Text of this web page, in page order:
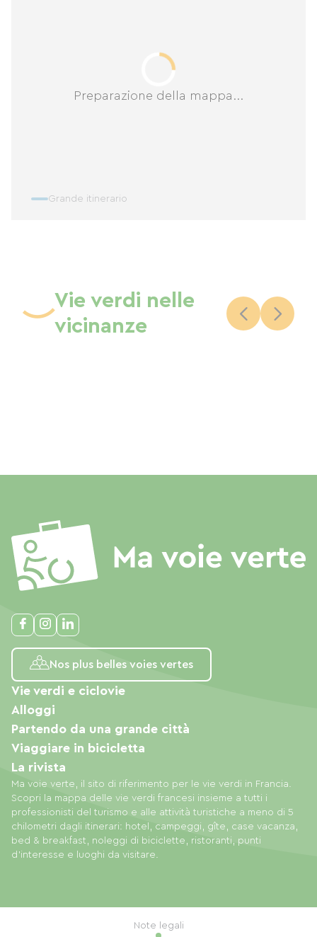
Preparazione della mappa...
Grande itinerario
Vie verdi nelle
vicinanze
Nos plus belles voies vertes
Ma voie verte, il sito di riferimento per le vie verdi in Francia.
Scopri la mappa delle vie verdi francesi insieme a tutti i
professionisti del turismo e alle attività turistiche a meno di 5
chilometri dagli itinerari: hotel, campeggi, gîte, case vacanza,
bed & breakfast, noleggi di biciclette, ristoranti, punti
d'interesse e luoghi da visitare.
Vie verdi e ciclovie
Alloggi
Partendo da una grande città
Viaggiare in bicicletta
La rivista
Note legali